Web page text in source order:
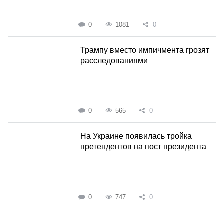
0 1081 0
Трампу вместо импичмента грозят
расследованиями
0 565 0
На Украине появилась тройка
претендентов на пост президента
0 747 0